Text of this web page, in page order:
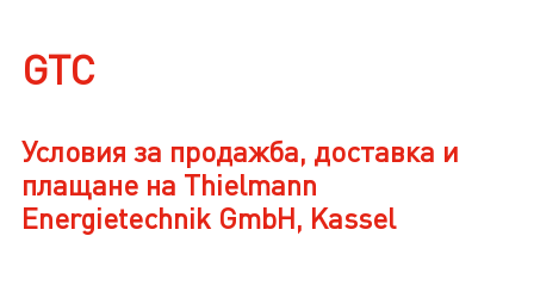
GTC
Условия за продажба, доставка и
плащане на Thielmann
Energietechnik GmbH, Kassel